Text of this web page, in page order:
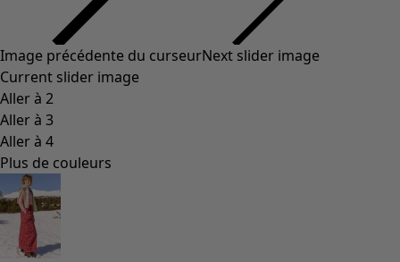
Collections
Dans l'univers du kimono
Monsoon